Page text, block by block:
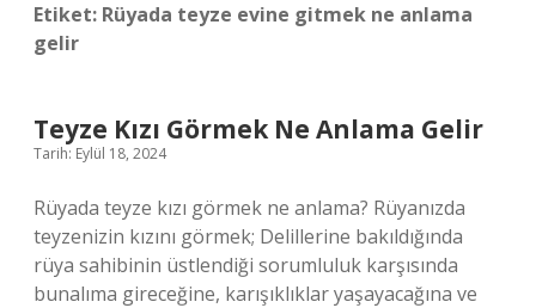
Etiket: Rüyada teyze evine gitmek ne anlama
gelir
Teyze Kızı Görmek Ne Anlama Gelir
Tarih: Eylül 18, 2024
Rüyada teyze kızı görmek ne anlama? Rüyanızda
teyzenizin kızını görmek; Delillerine bakıldığında
rüya sahibinin üstlendiği sorumluluk karşısında
bunalıma gireceğine, karışıklıklar yaşayacağına ve